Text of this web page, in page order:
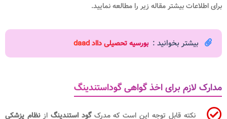
برای اطلاعات بیشتر مقاله زیر را مطالعه نمایید.
بیشتر بخوانید : بورسیه تحصیلی دااد daad
مدارک لازم برای اخذ گواهی گوداستندینگ
نکته قابل توجه این است که مدرکگود استندینگ ازنظام پزشکی